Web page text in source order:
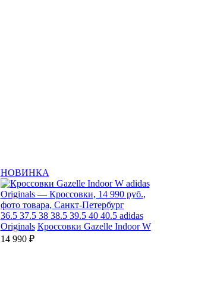
НОВИНКА
36.5 37.5 38 38.5 39.5 40 40.5 adidas
Originals Кроссовки Gazelle Indoor W
14 990 ₽